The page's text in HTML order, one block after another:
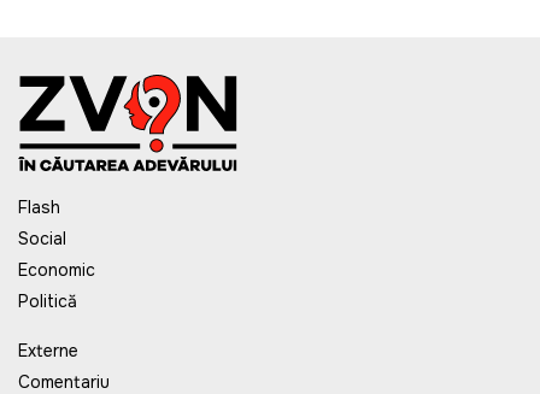
Flash
Social
Economic
Politică
Externe
Comentariu